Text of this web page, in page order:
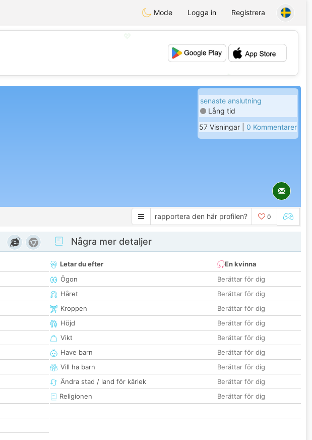
Mode Logga in Registrera
💕
senaste anslutning
Lång tid
57 Visningar | 0 Kommentarer
rapportera den här profilen? 0
Några mer detaljer
Letar du efter
En kvinna
Ögon
Berättar för dig
Håret
Berättar för dig
Kroppen
Berättar för dig
Höjd
Berättar för dig
Vikt
Berättar för dig
Have barn
Berättar för dig
Vill ha barn
Berättar för dig
Ändra stad / land för kärlek
Berättar för dig
Religionen
Berättar för dig